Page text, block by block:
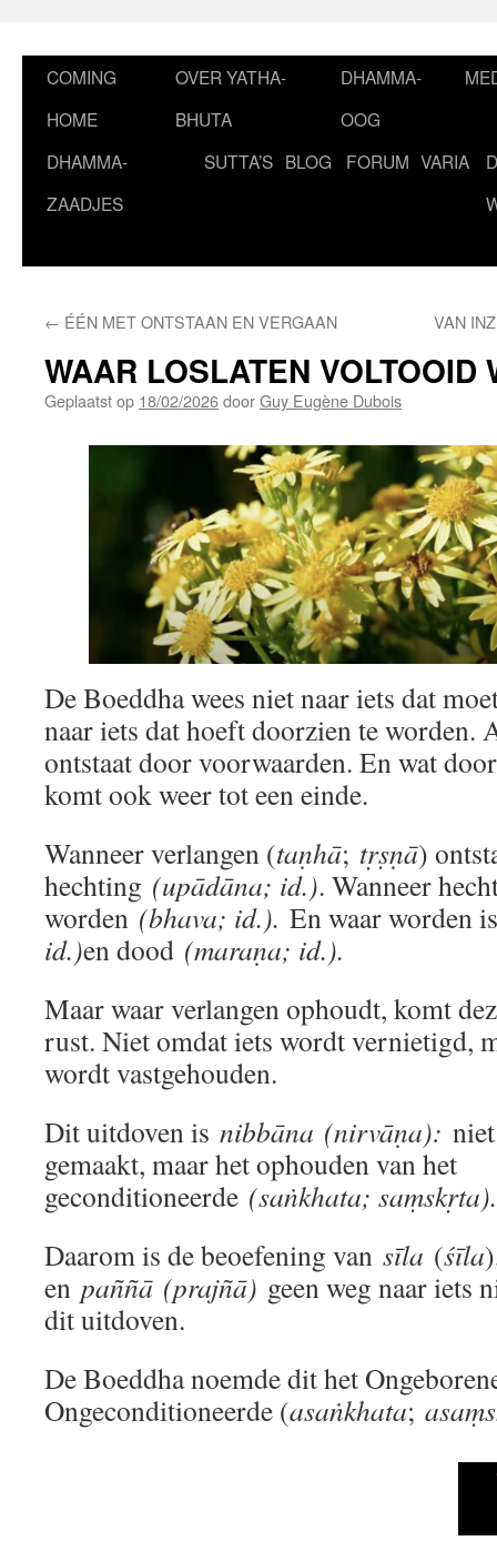
COMING
HOME
OVER YATHA-
BHUTA
DHAMMA-
OOG
DHAMMA-
ZAADJES
SUTTA’S BLOG FORUM VARIA
← ÉÉN MET ONTSTAAN EN VERGAAN VAN
WAAR LOSLATEN VOLTOOID
Geplaatst op 18/02/2026doorGuy Eugène Dubois
De Boeddha wees niet naar iets dat
naar iets dat hoeft doorzien te worden.
ontstaat door voorwaarden. En wat
komt ook weer tot een einde.
Wanneer verlangen (taṇhā; tṛṣṇā)
hechting (upādāna; id.). Wanneer
worden (bhava; id.). En waar worden
id.)en dood (maraṇa; id.).
Maar waar verlangen ophoudt, komt
rust. Niet omdat iets wordt vernietigd,
wordt vastgehouden.
Dit uitdoven is nibbāna (nirvāṇa):
gemaakt, maar het ophouden van het
geconditioneerde (saṅkhata; saṃskṛta).
Daarom is de beoefening van sīla (śīla
en paññā (prajñā) geen weg naar iets
dit uitdoven.
De Boeddha noemde dit het
Ongeconditioneerde (asaṅkhata;